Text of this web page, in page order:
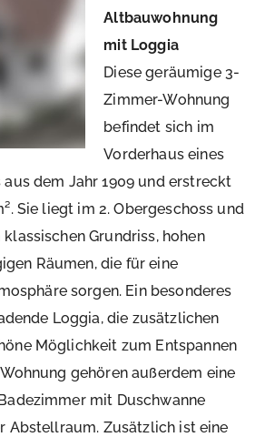
Altbauwohnung
mit Loggia
Diese geräumige 3-
Zimmer-Wohnung
befindet sich im
Vorderhaus eines
dem Jahr 1909 und erstreckt
Sie liegt im 2. Obergeschoss und
Grundriss, hohen
Räumen, die für eine
sorgen. Ein besonderes
Loggia, die zusätzlichen
Möglichkeit zum Entspannen
gehören außerdem eine
mit Duschwanne
Abstellraum. Zusätzlich ist eine